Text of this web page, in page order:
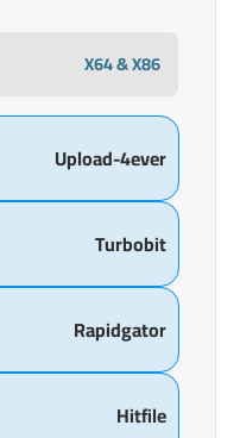
X64 & X86
Upload-4ever
Turbobit
Rapidgator
Hitfile